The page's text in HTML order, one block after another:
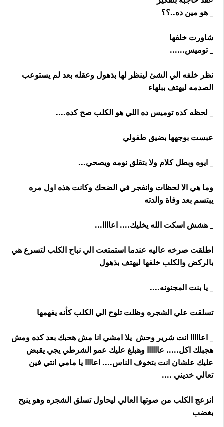
_ هو مين ده..؟؟
شاورت خلفها
_ توميس......
نظر خلفه الي الشئ لينظر لها بذهول وعقله بعد لم يستوعب
الصدمه ليهتف ببلهاء
_ لحظه كده توميس ده اللي هو الكلب صح كده....
عبست بوجهها بضيق طفولي
_ ايوه وبطل كلام ولا بتقلق نومه ويصحي...
وما هي الا لحظات وانفجر في الضحك وكانت هذه اول مره
يبتسم بعد وفاة والدته
_ هشش اسكت الله يخليك.... اعاااا...
اطلقت صرخه عاليه عندما استمتعت الي نباح الكلب لتسرع هي
بالركض والكلب خلفها ليهتف بذهول
_ يا بنت المجنونه....
تسلقت علي الشجره وظلت تلوح الي الكلب كأنه يفهمها
_ اعااااا انت شرير وحش يلا امشي انا مش هحبك بعد كده ومش
هجبلك اكل..... عاااااا وهبلغ عليك عمو الشرطي يجي يقبض
عليك علشان انت بتخوف الناس.... اعاااا يا مامي انتي فين
تعالي خديني ....
انزعج الكلب من صوتها العالي ليحاول تسلق الشجره وهو ينبح
بغضب